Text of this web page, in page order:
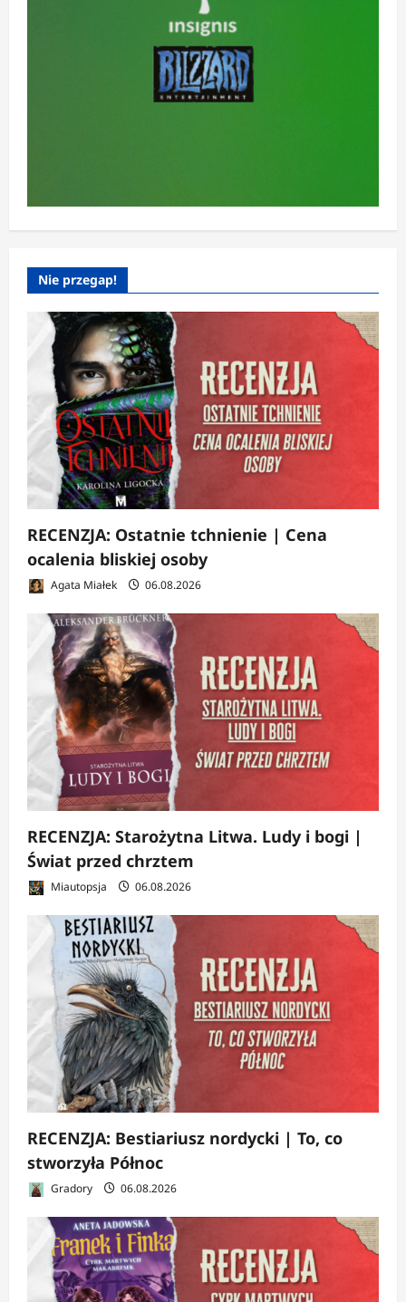
Nie przegap!
RECENZJA: Ostatnie tchnienie | Cena
ocalenia bliskiej osoby
Agata Miałek 06.08.2026
RECENZJA: Starożytna Litwa. Ludy i bogi |
Świat przed chrztem
Miautopsja 06.08.2026
RECENZJA: Bestiariusz nordycki | To, co
stworzyła Północ
Gradory 06.08.2026